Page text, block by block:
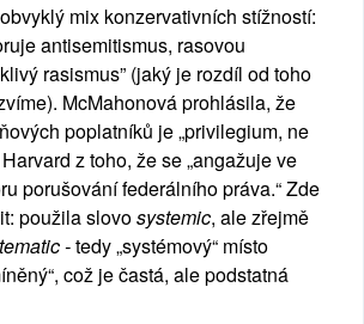
mix konzervativních stížností:
antisemitismus, rasovou
rasismus” (jaký je rozdíl od toho
McMahonová prohlásila, že
poplatníků je „privilegium, ne
z toho, že se „angažuje ve
porušování federálního práva.“ Zde
použila slovosystemic, ale zřejmě
-tedy „systémový“ místo
což je častá, ale podstatná